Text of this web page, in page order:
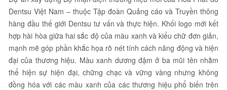
Dentsu Việt Nam – thuộc Tập đoàn Quảng cáo và Truyền thông
hàng đầu thế giới Dentsu tư vấn và thực hiện. Khối logo mới kết
hợp hài hòa giữa hai sắc độ của màu xanh và kiểu chữ đơn giản,
mạnh mẽ góp phần khắc họa rõ nét tính cách năng động và hiện
đại của thương hiệu. Màu xanh dương đậm ở ba mũi tên nhằm
thể hiện sự hiện đại, chững chạc và vững vàng nhưng không
đồng hóa với các màu xanh của các thương hiệu phổ biến trên